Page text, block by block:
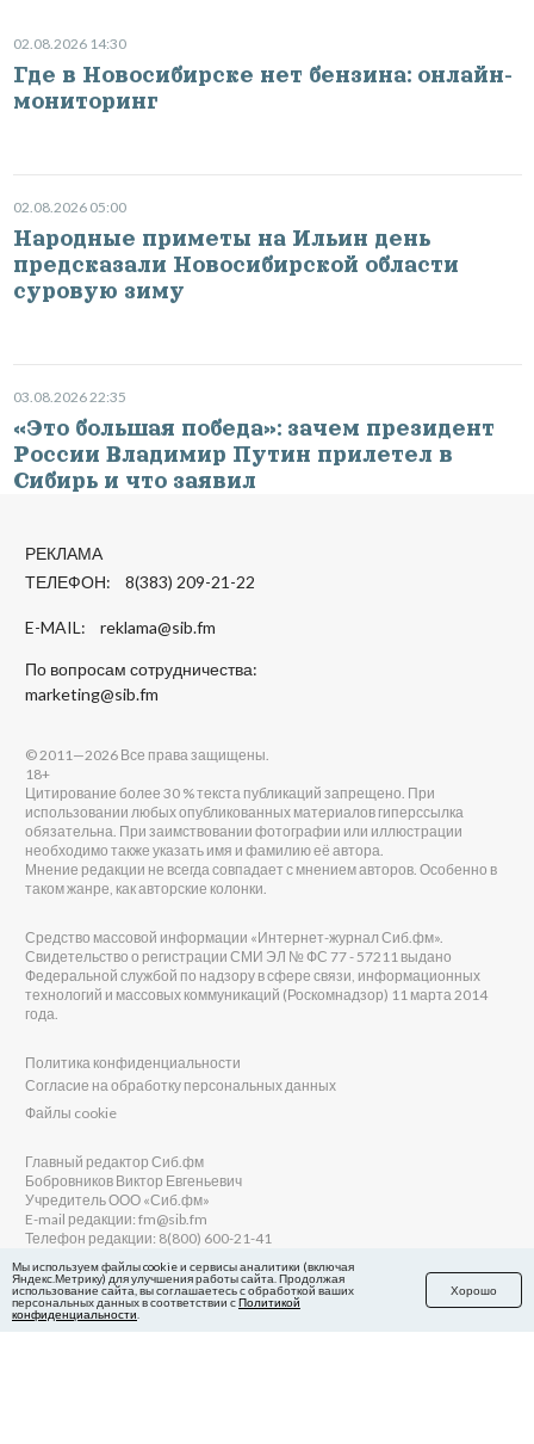
02.08.2026 14:30
Где в Новосибирске нет бензина: онлайн-
мониторинг
02.08.2026 05:00
Народные приметы на Ильин день
предсказали Новосибирской области
суровую зиму
03.08.2026 22:35
«Это большая победа»: зачем президент
России Владимир Путин прилетел в
Сибирь и что заявил
РЕКЛАМА
ТЕЛЕФОН: 8(383) 209-21-22
E-MAIL: reklama@sib.fm
По вопросам сотрудничества:
marketing@sib.fm
© 2011—2026 Все права защищены.
18+
Цитирование более 30 % текста публикаций запрещено. При
использовании любых опубликованных материалов гиперссылка
обязательна. При заимствовании фотографии или иллюстрации
необходимо также указать имя и фамилию её автора.
Мнение редакции не всегда совпадает с мнением авторов. Особенно в
таком жанре, как авторские колонки.
Средство массовой информации «Интернет-журнал Сиб.фм».
Свидетельство о регистрации СМИ ЭЛ № ФС 77 - 57211 выдано
Федеральной службой по надзору в сфере связи, информационных
технологий и массовых коммуникаций (Роскомнадзор) 11 марта 2014
года.
Политика конфиденциальности
Согласие на обработку персональных данных
Файлы cookie
Главный редактор Сиб.фм
Бобровников Виктор Евгеньевич
Учредитель ООО «Сиб.фм»
E-mail редакции: fm@sib.fm
Телефон редакции: 8(800) 600-21-41
Сайт разработан и поддерживается Технодзен
Мы используем файлы cookie и сервисы аналитики (включая
Яндекс.Метрику) для улучшения работы сайта. Продолжая
использование сайта, вы соглашаетесь с обработкой ваших
персональных данных в соответствии сПолитикой
конфиденциальности
Хорошо